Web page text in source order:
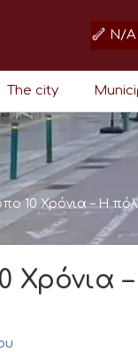
N/A
The city
10 Χρόνια – Η
Χρόνια